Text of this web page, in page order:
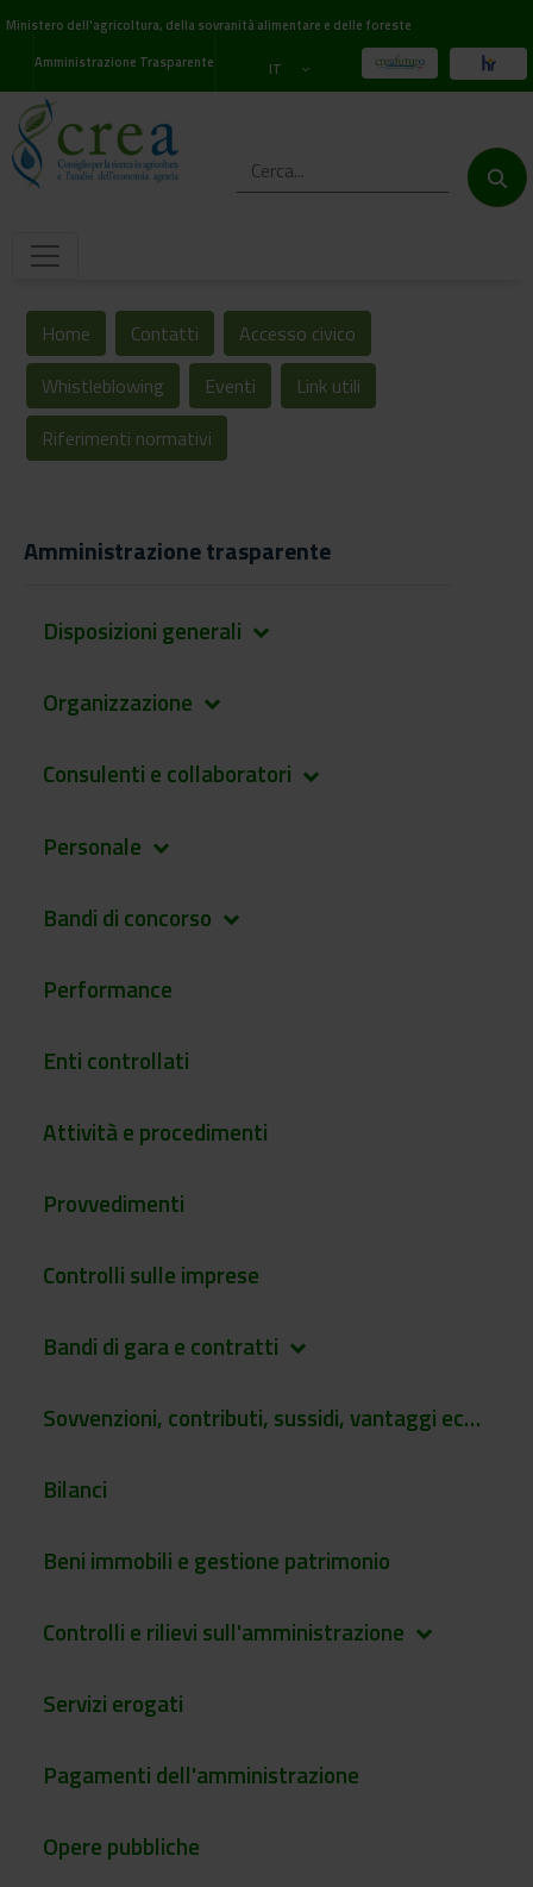
Ministero dell'agricoltura, della sovranità alimentare e delle foreste
Amministrazione Trasparente
IT
Home Contatti
Accesso civico
Whistleblowing
Eventi
Link utili
Riferimenti normativi
Amministrazione trasparente
Disposizioni generali keyboard_arrow_down
Organizzazione keyboard_arrow_down
Consulenti e collaboratori keyboard_arrow_down
Personale keyboard_arrow_down
Bandi di concorso keyboard_arrow_down
Performance
Enti controllati
Attività e procedimenti
Provvedimenti
Controlli sulle imprese
Bandi di gara e contratti keyboard_arrow_down
Sovvenzioni, contributi, sussidi, vantaggi economici
Bilanci
Beni immobili e gestione patrimonio
Controlli e rilievi sull'amministrazione keyboard_arrow_down
Servizi erogati
Pagamenti dell'amministrazione
Opere pubbliche